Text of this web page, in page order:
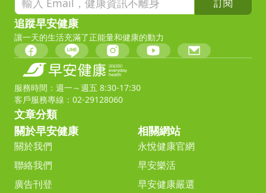
訂閱
追蹤早安健康
讓一天的生活充滿了正能量和健康的動力
服務時間：週一～週五 8:30-17:30
客戶服務專線：02-29128060
文章分類
關於早安健康
關於我們
聯絡我們
廣告刊登
相關網站
永悅健康官網
早安樂活
早安健康嚴選